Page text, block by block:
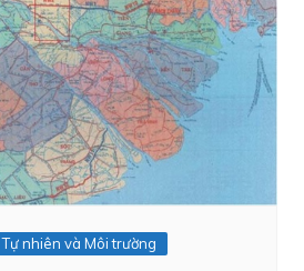
Tự nhiên và Môi trường